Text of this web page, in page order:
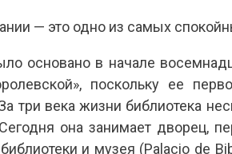
— это одно из самых
основано в начале
поскольку ее
три века жизни библиотека
она занимает дворец,
и музея (Palacio de